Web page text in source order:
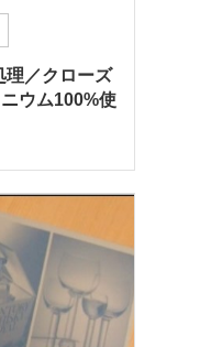
／クローズ
ウム100%使